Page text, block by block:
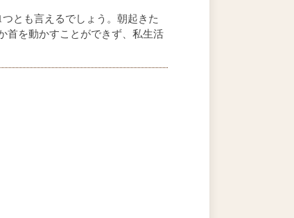
とも言えるでしょう。朝起きた
首を動かすことができず、私生活